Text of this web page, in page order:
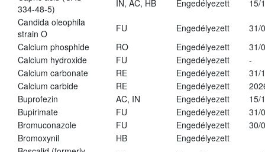
334-48-5)
IN, AC, HB Engedélyezett
15/
Candida oleophila
strain O
FU Engedélyezett
31/
Calcium phosphide
RO Engedélyezett
31/
Calcium hydroxide
FU Engedélyezett
-
Calcium carbonate
RE Engedélyezett
31/
Calcium carbide
RE Engedélyezett
Buprofezin
AC, IN Engedélyezett
15/
Bupirimate
FU Engedélyezett
31/
Bromuconazole
FU Engedélyezett
30/
Bromoxynil
HB
Engedélyezett